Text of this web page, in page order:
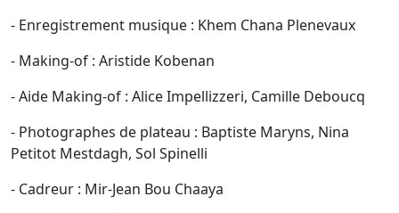
- Enregistrement musique : Khem Chana Plenevaux
- Making-of : Aristide Kobenan
- Aide Making-of : Alice Impellizzeri, Camille Deboucq
- Photographes de plateau : Baptiste Maryns, Nina
Petitot Mestdagh, Sol Spinelli
- Cadreur : Mir-Jean Bou Chaaya